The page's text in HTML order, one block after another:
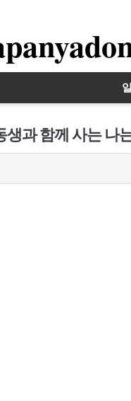
과 함께 사는 나